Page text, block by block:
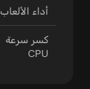
أداء الألعاب
كسر سرعة
CPU